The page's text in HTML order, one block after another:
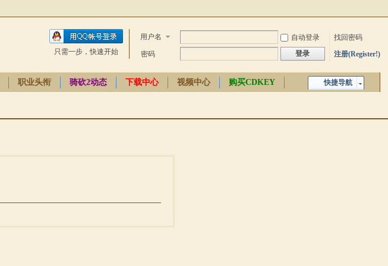
用户名 自动登录
找回密码
密码
登录 注册(Register!)
只需一步，快速开始
快捷导航
职业头衔 骑砍2动态 下载中心 视频中心
购买CDKEY